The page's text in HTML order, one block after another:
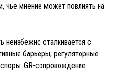
чье мнение может повлиять на
неизбежно сталкивается с
барьеры, регуляторные
GR-сопровождение